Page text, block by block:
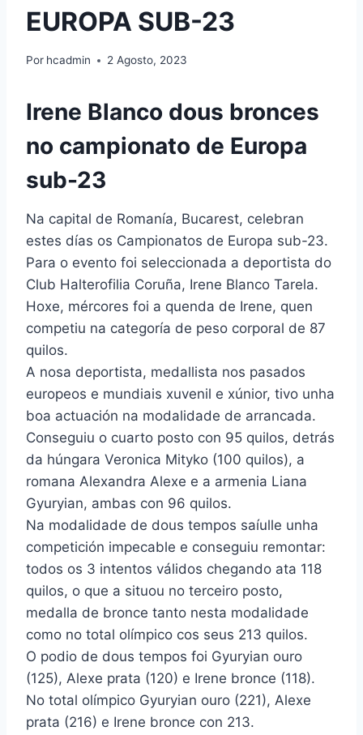
EUROPA SUB-23
Por hcadmin 2 Agosto, 2023
Irene Blanco dous bronces
no campionato de Europa
sub-23
Na capital de Romanía, Bucarest, celebran
estes días os Campionatos de Europa sub-23.
Para o evento foi seleccionada a deportista do
Club Halterofilia Coruña, Irene Blanco Tarela.
Hoxe, mércores foi a quenda de Irene, quen
competiu na categoría de peso corporal de 87
quilos.
A nosa deportista, medallista nos pasados
europeos e mundiais xuvenil e xúnior, tivo unha
boa actuación na modalidade de arrancada.
Conseguiu o cuarto posto con 95 quilos, detrás
da húngara Veronica Mityko (100 quilos), a
romana Alexandra Alexe e a armenia Liana
Gyuryian, ambas con 96 quilos.
Na modalidade de dous tempos saíulle unha
competición impecable e conseguiu remontar:
todos os 3 intentos válidos chegando ata 118
quilos, o que a situou no terceiro posto,
medalla de bronce tanto nesta modalidade
como no total olímpico cos seus 213 quilos.
O podio de dous tempos foi Gyuryian ouro
(125), Alexe prata (120) e Irene bronce (118).
No total olímpico Gyuryian ouro (221), Alexe
prata (216) e Irene bronce con 213.